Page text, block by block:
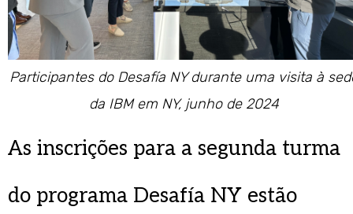
Participantes do Desafía NY durante uma visita à
da IBM em NY, junho de 2024
As inscrições para a segunda turma
do programa Desafía NY estão